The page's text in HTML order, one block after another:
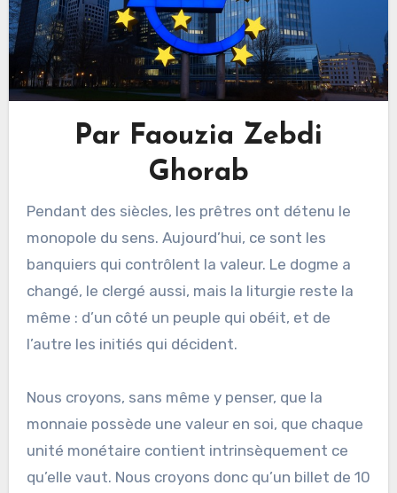
Par Faouzia Zebdi
Ghorab
Pendant des siècles, les prêtres ont détenu le
monopole du sens. Aujourd’hui, ce sont les
banquiers qui contrôlent la valeur. Le dogme a
changé, le clergé aussi, mais la liturgie reste la
même : d’un côté un peuple qui obéit, et de
l’autre les initiés qui décident.
Nous croyons, sans même y penser, que la
monnaie possède une valeur en soi, que chaque
unité monétaire contient intrinsèquement ce
qu’elle vaut. Nous croyons donc qu’un billet de 10